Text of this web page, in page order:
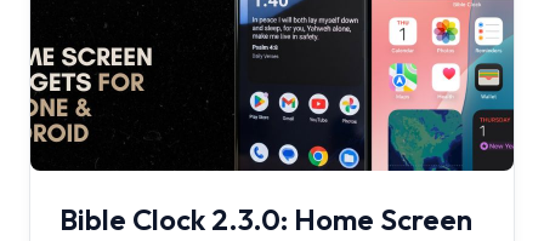
Bible Clock 2.3.0: Home Screen